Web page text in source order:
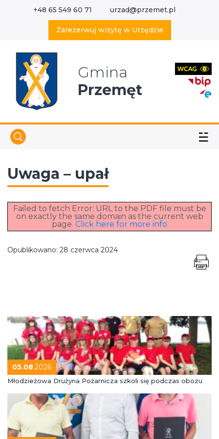
+48 65 549 60 71 urzad@przemet.pl
Zarezerwuj wizytę w Urzędzie
Gmina
Przemęt
☱
Uwaga – upał
Failed to fetch Error: URL to the PDF file must be
on exactly the same domain as the current web
page. Click here for more info
Opublikowano: 28 czerwca 2024
05.08.2026
Młodzieżowa Drużyna Pożarnicza szkoli się podczas obozu
Wyszukaj w serwisie